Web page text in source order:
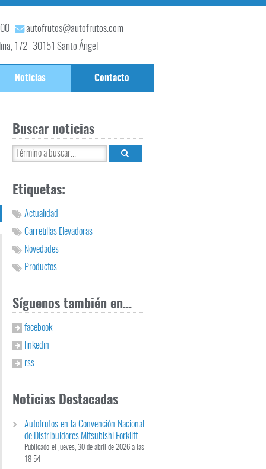
·
autofrutos@autofrutos.com
172 · 30151 Santo Ángel
Noticias Contacto
Buscar noticias
Etiquetas:
Actualidad
Carretillas Elevadoras
Novedades
Productos
Síguenos también en...
facebook
linkedin
rss
Noticias Destacadas
Autofrutos en la Convención Nacional
de Distribuidores Mitsubishi Forklift
Publicado el jueves, 30 de abril de 2026 a las
18:54